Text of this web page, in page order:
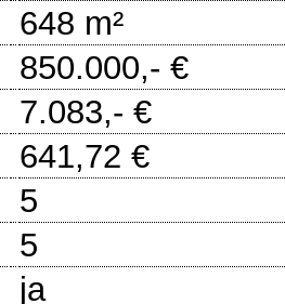
648 m²
850.000,- €
7.083,- €
641,72 €
5
5
ja